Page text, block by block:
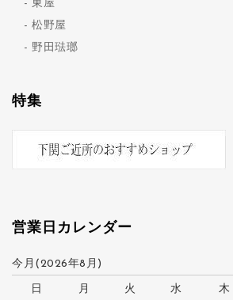
東屋
松野屋
野田琺瑯
特集
営業日カレンダー
今月(2026年8月)
日 月 火 水 木